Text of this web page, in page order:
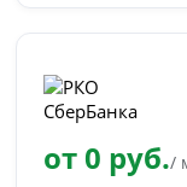
от 0 руб./